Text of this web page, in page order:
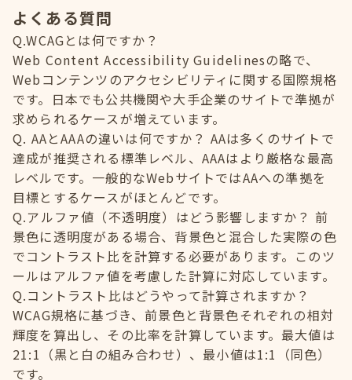
よくある質問
Q.WCAGとは何ですか？
Web Content Accessibility Guidelinesの略で、
Webコンテンツのアクセシビリティに関する国際規格
です。日本でも公共機関や大手企業のサイトで準拠が
求められるケースが増えています。
Q. AAとAAAの違いは何ですか？ AAは多くのサイトで
達成が推奨される標準レベル、AAAはより厳格な最高
レベルです。一般的なWebサイトではAAへの準拠を
目標とするケースがほとんどです。
Q.アルファ値（不透明度）はどう影響しますか？ 前
景色に透明度がある場合、背景色と混合した実際の色
でコントラスト比を計算する必要があります。このツ
ールはアルファ値を考慮した計算に対応しています。
Q.コントラスト比はどうやって計算されますか？
WCAG規格に基づき、前景色と背景色それぞれの相対
輝度を算出し、その比率を計算しています。最大値は
21:1（黒と白の組み合わせ）、最小値は1:1（同色）
です。